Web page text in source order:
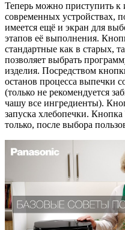
Теперь можно приступить
современных устройствах,
имеется ещё и экран для
этапов её выполнения.
стандартные как в старых,
позволяет выбрать
изделия. Посредством
останов процесса выпечки
(только не рекомендуется
чашу все ингредиенты).
запуска хлебопечки.
только, после выбора